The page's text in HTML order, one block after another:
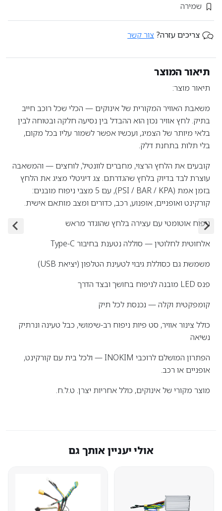
שמירה
צריכים עזרה? צור קשר
תיאור המוצר
תיאור מוצר:
משאבת האוויר המקורית של אינוקים — הכלי שכל רוכב חייב
בתיק. לחץ אוויר נכון הוא ההבדל בין נסיעה חלקה ובטוחה לבין
בלאי מיותר של הצמיג, ועכשיו אפשר לשמור עליו בכל מקום,
בלי תלות בתחנת דלק.
קובעים את הלחץ הרצוי, מחברים לוונטיל, לוחצים — והמשאבה
עוצרת לבד בדיוק בלחץ שהגדרתם. צג דיגיטלי מציג את הלחץ
בזמן אמת (PSI / BAR / KPA), עם 5 מצבי ניפוח מובנים:
קורקינט ואופניים, אופנוע, רכב, כדורים ומצב מותאם אישית.
ניפוח אוטומטי עם עצירה בלחץ שהוגדר מראש
אלחוטית לחלוטין — סוללה נטענת בחיבור Type-C
משמשת גם כסוללת גיבוי לטעינת הטלפון (יציאת USB)
פנס LED מובנה לניפוח בחושך ובצד הדרך
קומפקטית וקלה — נכנסת לכל תיק
כולל צינור אוויר, סט פיות ניפוח רב-שימושי, כבל טעינה ונרתיק
נשיאה
הפתרון המושלם לרוכבי INOKIM — ולכל בית עם קורקינט,
אופניים או רכב.
מוצר מקורי של אינוקים, כולל אחריות יצרן. ט.ל.ח.
אולי יעניין אותך גם